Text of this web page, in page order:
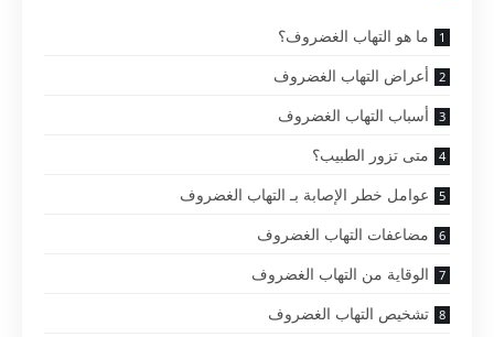
ما هو التهاب الغضروف؟
أعراض التهاب الغضروف
أسباب التهاب الغضروف
متى تزور الطبيب؟
عوامل خطر الإصابة بـ التهاب الغضروف
مضاعفات التهاب الغضروف
الوقاية من التهاب الغضروف
تشخيص التهاب الغضروف